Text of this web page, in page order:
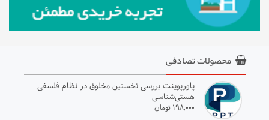
محصولات تصادفی
پاورپوینت بررسی نخستین مخلوق در نظام فلسفی
هستی‌شناسی
۱۹۸,۰۰۰ تومان